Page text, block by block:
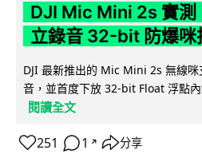
DJI Mic Mini 2s 實測
立錄音 32-bit 防爆咪
DJI 最新推出的 Mic Mini 2s 無線
音，並首度下放 32-bit Float 浮點
閱讀全文
251 1 ↗ 分享